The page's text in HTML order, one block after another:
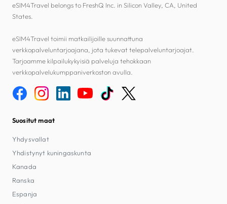
eSIM4Travel belongs to FreshQ Inc. in Silicon Valley, CA, United
States.
eSIM4Travel toimii matkailijoille suunnattuna
verkkopalveluntarjoajana, jota tukevat telepalveluntarjoajat.
Tarjoamme kilpailukykyisiä palveluja tehokkaan
verkkopalvelukumppaniverkoston avulla.
Suositut maat
Yhdysvallat
Yhdistynyt kuningaskunta
Kanada
Ranska
Espanja